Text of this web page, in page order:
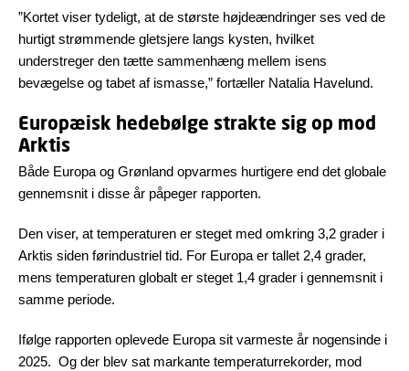
”Kortet viser tydeligt, at de største højdeændringer ses ved de
hurtigt strømmende gletsjere langs kysten, hvilket
understreger den tætte sammenhæng mellem isens
bevægelse og tabet af ismasse,” fortæller Natalia Havelund.
Europæisk hedebølge strakte sig op mod
Arktis
Både Europa og Grønland opvarmes hurtigere end det globale
gennemsnit i disse år påpeger rapporten.
Den viser, at temperaturen er steget med omkring 3,2 grader i
Arktis siden førindustriel tid. For Europa er tallet 2,4 grader,
mens temperaturen globalt er steget 1,4 grader i gennemsnit i
samme periode.
Ifølge rapporten oplevede Europa sit varmeste år nogensinde i
2025. Og der blev sat markante temperaturrekorder, mod